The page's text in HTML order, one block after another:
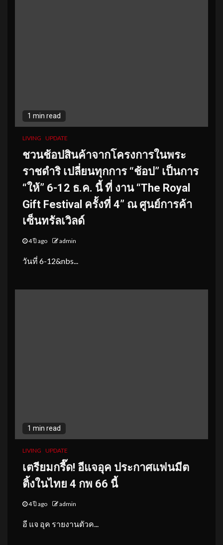
1 min read
LIVING UPDATE
ชวนช้อปสินค้าจากโครงการในพระ
ราชดำริ เปลี่ยนทุกการ “ช้อป” เป็นการ
“ให้” 6-12 ธ.ค. นี้ ที่ งาน “The Royal
Gift Festival ครั้งที่ 4” ณ ศูนย์การค้า
เซ็นทรัลเวิลด์
4 ปี ago admin
วันที่ 6-12&nbs...
1 min read
LIVING UPDATE
เตรียมกรี๊ด! อีแจอุค ประกาศแฟนมีต
ติ้งในไทย 4 กพ 66 นี้
4 ปี ago admin
อี แจ อุค รายงานตัวค...